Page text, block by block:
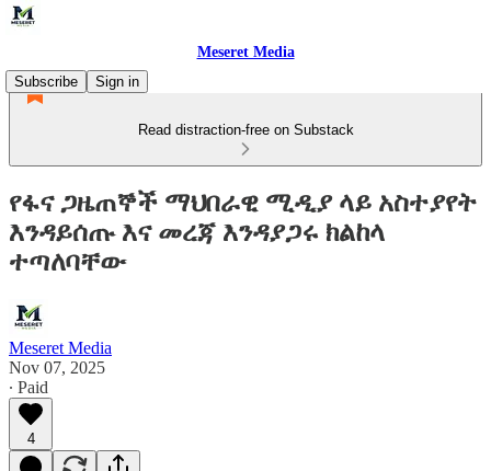
Meseret Media
Subscribe
Sign in
Read distraction-free on Substack
የፋና ጋዜጠኞች ማህበራዊ ሚዲያ ላይ አስተያየት
እንዳይሰጡ እና መረጃ እንዳያጋሩ ክልከላ
ተጣለባቸው
Meseret Media
Nov 07, 2025
∙ Paid
4